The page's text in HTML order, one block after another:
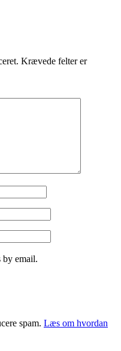
Krævede felter er
email.
spam. Læs om hvordan